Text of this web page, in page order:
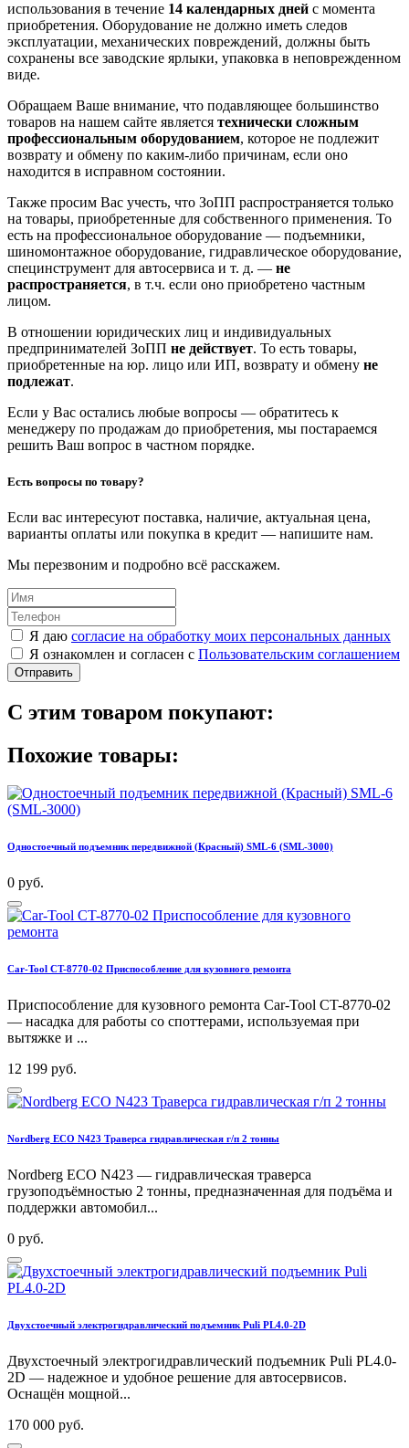
использования в течение 14 календарных дней с момента
приобретения. Оборудование не должно иметь следов
эксплуатации, механических повреждений, должны быть
сохранены все заводские ярлыки, упаковка в неповрежденном
виде.
Обращаем Ваше внимание, что подавляющее большинство
товаров на нашем сайте является технически сложным
профессиональным оборудованием, которое не подлежит
возврату и обмену по каким-либо причинам, если оно
находится в исправном состоянии.
Также просим Вас учесть, что ЗоПП распространяется только
на товары, приобретенные для собственного применения. То
есть на профессиональное оборудование — подъемники,
шиномонтажное оборудование, гидравлическое оборудование,
специнструмент для автосервиса и т. д. — не
распространяется, в т.ч. если оно приобретено частным
лицом.
В отношении юридических лиц и индивидуальных
предпринимателей ЗоПП не действует. То есть товары,
приобретенные на юр. лицо или ИП, возврату и обмену не
подлежат.
Если у Вас остались любые вопросы — обратитесь к
менеджеру по продажам до приобретения, мы постараемся
решить Ваш вопрос в частном порядке.
Есть вопросы по товару?
Если вас интересуют поставка, наличие, актуальная цена,
варианты оплаты или покупка в кредит — напишите нам.
Мы перезвоним и подробно всё расскажем.
Я даю согласие на обработку моих персональных данных
Я ознакомлен и согласен с Пользовательским соглашением
Отправить
С этим товаром покупают:
Похожие товары:
Одностоечный подъемник передвижной (Красный) SML-6 (SML-3000)
0 руб.
Car-Tool CT-8770-02 Приспособление для кузовного ремонта
Приспособление для кузовного ремонта Car-Tool CT-8770-02
— насадка для работы со споттерами, используемая при
вытяжке и ...
12 199 руб.
Nordberg ECO N423 Траверса гидравлическая г/п 2 тонны
Nordberg ECO N423 — гидравлическая траверса
грузоподъёмностью 2 тонны, предназначенная для подъёма и
поддержки автомобил...
0 руб.
Двухстоечный электрогидравлический подъемник Puli PL4.0-2D
Двухстоечный электрогидравлический подъемник Puli PL4.0-
2D — надежное и удобное решение для автосервисов.
Оснащён мощной...
170 000 руб.